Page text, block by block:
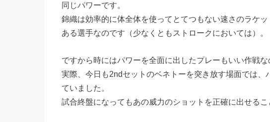
同じパワーです。
錦織は効率的に体全体を使ってとてつもない速さのラケ
ある選手なのです（少なくともストロークにおいては）。
ですから時にはパワーを全面に出したプレーもいい作戦な
実際、今日も2ndセットのベネトーを突き放す場面では
ていました。
試合終盤になってもあの威力のショットを正確に出せるこ